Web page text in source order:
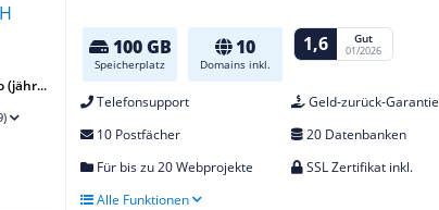
100 GB
Speicherplatz
10
Domains inkl.
1,6 Gut
01/2026
Telefonsupport
Geld-zurück-Garantie
10 Postfächer
20 Datenbanken
Für bis zu 20 Webprojekte
SSL Zertifikat inkl.
Alle Funktionen
(jähr...